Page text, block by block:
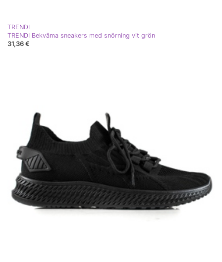
TRENDI
TRENDI Bekväma sneakers med snörning vit grön
31,36 €